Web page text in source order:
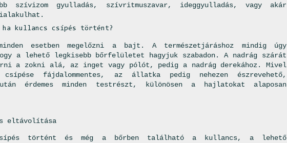
szívizom gyulladás, szívritmuszavar, ideggyulladás, vagy akár
ha kullancs csípés történt?
esetben megelőzni a bajt. A természetjáráshoz mindig úgy
a lehető legkisebb bőrfelületet hagyjuk szabadon. A nadrág szárát
a zokni alá, az inget vagy pólót, pedig a nadrág derekához. Mivel
fájdalommentes, az állatka pedig nehezen észrevehető,
érdemes minden testrészt, különösen a hajlatokat alaposan
eltávolítása
történt és még a bőrben található a kullancs, a lehető